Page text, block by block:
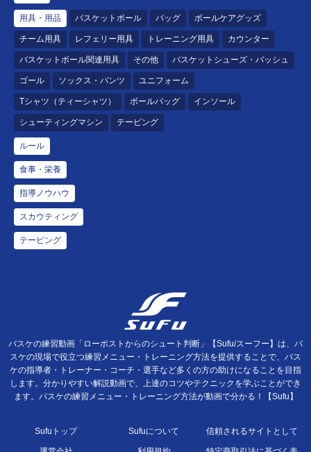
用具・用品 バスケットボール バッグ ボールケアグッズ
チーム用具 レフェリー用具 トレーニング用具 カウンター
バスケットボール関連用具 その他 バスケットシューズ・バッシュ
ゴール ソックス・パンツ ユニフォーム
Tシャツ（ティーシャツ） ボールバッグ インソール
シューティングマシン テーピング
ルール
食事・栄養
指導ノウハウ
スカウティング
テーピング
バスケの練習動画「ローポストからのシュート判断」【Sufu/スーフー】は、バ
スケの現場で役立つ練習メニュー・トレーニング方法を提供することで、バス
ケの指導者・トレーナー・コーチ・選手など多くの方の助けになることを目指
します。分かりやすい解説動画で、上達のコツやテクニックを学ぶことができ
ます。バスケの練習メニュー・トレーニング方法が動画で分かる！【Sufu】
Sufuトップ Sufuについて 信頼されるサイトとして